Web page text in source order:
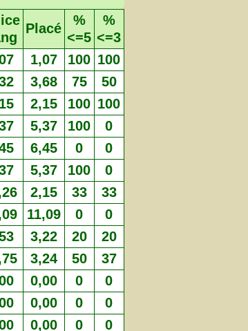
Placé
%
<=5
%
<=3
1,07 100 100
3,68 75 50
2,15 100 100
5,37 100 0
6,45 0 0
5,37 100 0
2,15 33 33
11,09 0 0
3,22 20 20
3,24 50 37
0,00 0 0
0,00 0 0
0,00 0 0